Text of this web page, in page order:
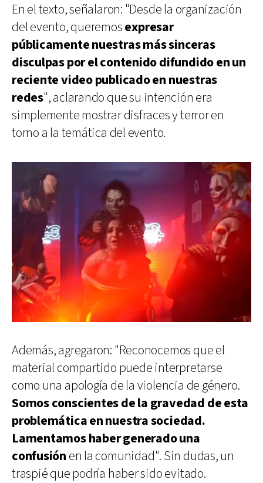
En el texto, señalaron: "Desde la organización
del evento, queremosexpresar
públicamente nuestras más sinceras
disculpas por el contenido difundido en un
reciente video publicado en nuestras
redes", aclarando que su intención era
simplemente mostrar disfraces y terror en
torno a la temática del evento.
Además, agregaron: "Reconocemos que el
material compartido puede interpretarse
como una apología de la violencia de género.
Somos conscientes de la gravedad de esta
problemática en nuestra sociedad.
Lamentamos haber generado una
confusión en la comunidad". Sin dudas, un
traspié que podría haber sido evitado.